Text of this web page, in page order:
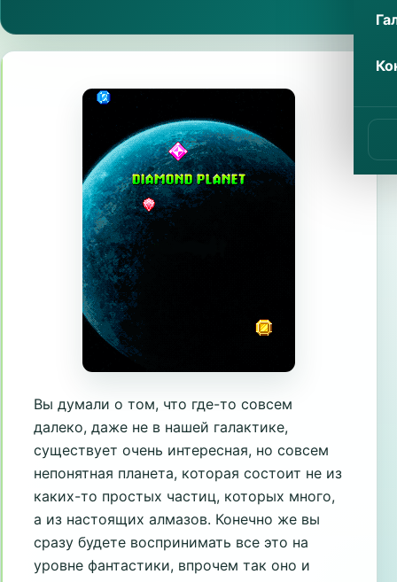
Вы думали о том, что где-то совсем
далеко, даже не в нашей галактике,
существует очень интересная, но совсем
непонятная планета, которая состоит не из
каких-то простых частиц, которых много,
а из настоящих алмазов. Конечно же вы
сразу будете воспринимать все это на
уровне фантастики, впрочем так оно и